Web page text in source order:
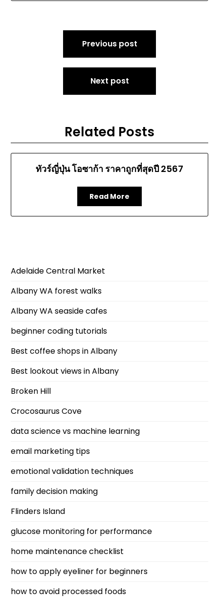
Previous post
Next post
Related Posts
ทัวร์ญี่ปุ่น โอซาก้า ราคาถูกที่สุดปี 2567
Read More
Adelaide Central Market
Albany WA forest walks
Albany WA seaside cafes
beginner coding tutorials
Best coffee shops in Albany
Best lookout views in Albany
Broken Hill
Crocosaurus Cove
data science vs machine learning
email marketing tips
emotional validation techniques
family decision making
Flinders Island
glucose monitoring for performance
home maintenance checklist
how to apply eyeliner for beginners
how to avoid processed foods